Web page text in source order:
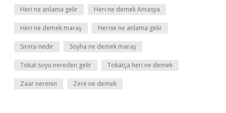
Heri ne anlama gelir Heri ne demek Amasya
Heri ne demek maraş Herise ne anlama gelir
Sırınsı nedir Soyha ne demek maraş
Tokat soyu nereden gelir Tokatça heri ne demek
Zaar nerenin Zere ne demek